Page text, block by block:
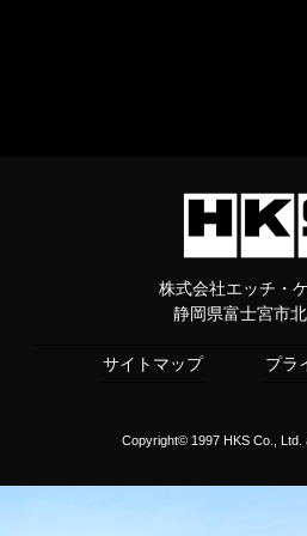
株式会社エッチ・
静岡県富士宮市
サイトマップ プラ
Copyright© 1997 HKS Co., Ltd.